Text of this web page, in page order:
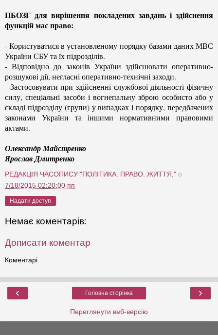
ПБОЗГ для вирішення покладених завдань і здійснення
функцій має право:
- Користуватися в установленому порядку базами даних МВС
України СБУ та їх підрозділів.
- Відповідно до законів України здійснювати оперативно-
розшукові дії, негласні оперативно-технічні заходи.
- Застосовувати при здійсненні службової діяльності фізичну
силу, спеціальні засоби і вогнепальну зброю особисто або у
складі підрозділу (групи) у випадках і порядку, передбачених
законами України та іншими нормативними правовими
актами.
Олександр Майстренко
Ярослав Дмитренко
РЕДАКЦІЯ ЧАСОПИСУ "ПОЛІТИКА. ПРАВО. ЖИТТЯ," о
7/18/2015 02:20:00 пп
Надати доступ
Немає коментарів:
Дописати коментар
Коментарі
‹ ›
Головна сторінка
Переглянути веб-версію